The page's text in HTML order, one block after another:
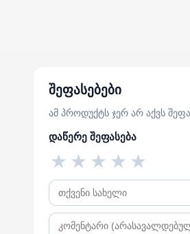
შეფასებები
ამ პროდუქტს ჯერ არ აქვს
დაწერე შეფასება
★
★
★
★
★